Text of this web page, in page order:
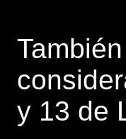
y 13 de